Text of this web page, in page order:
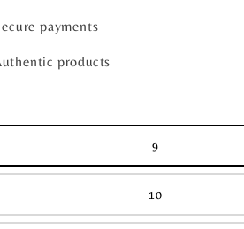
payments
products
9
10